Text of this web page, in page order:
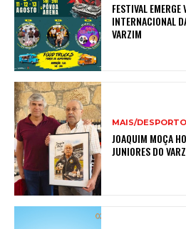
FESTIVAL
INTERNACIONAL
VARZIM
MAIS/DESPORTO
JOAQUIM MOÇA
JUNIORES DO